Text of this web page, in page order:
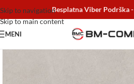
Skip to navigation
Skip to main content
Besplatna Viber Podrška -
MENI